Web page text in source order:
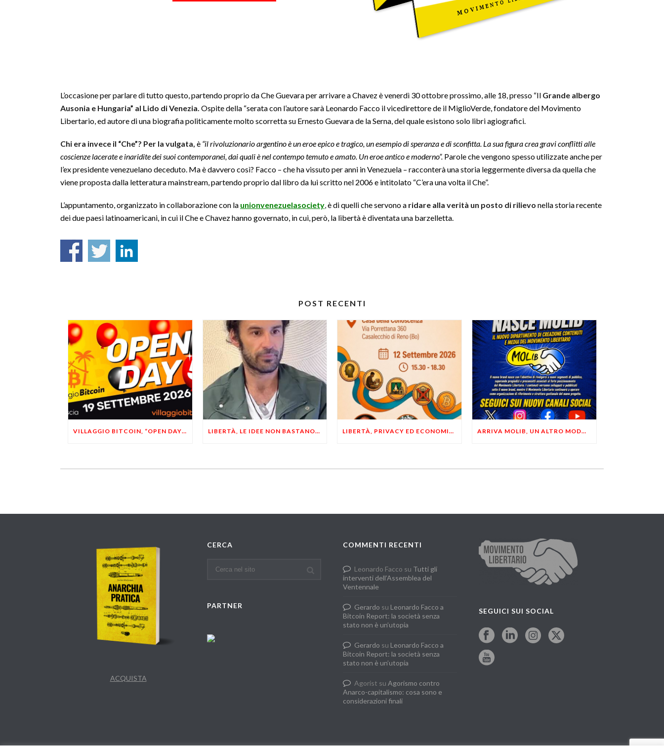
L’occasione per parlare di tutto questo, partendo proprio da Che Guevara per arrivare a Chavez è venerdì 30 ottobre prossimo, alle 18, presso “Il Grande albergo
Ausonia e Hungaria” al Lido di Venezia. Ospite della “serata con l’autore sarà Leonardo Facco il vicedirettore de il MiglioVerde, fondatore del Movimento
Libertario, ed autore di una biografia politicamente molto scorretta su Ernesto Guevara de la Serna, del quale esistono solo libri agiografici.
Chi era invece il “Che”? Per la vulgata, è “il rivoluzionario argentino è un eroe epico e tragico, un esempio di speranza e di sconfitta. La sua figura crea gravi conflitti alle
coscienze lacerate e inaridite dei suoi contemporanei, dai quali è nel contempo temuto e amato. Un eroe antico e moderno”. Parole che vengono spesso utilizzate anche per
l’ex presidente venezuelano deceduto. Ma è davvero così? Facco – che ha vissuto per anni in Venezuela – racconterà una storia leggermente diversa da quella che
viene proposta dalla letteratura mainstream, partendo proprio dal libro da lui scritto nel 2006 e intitolato “C’era una volta il Che”.
L’appuntamento, organizzato in collaborazione con la unionvenezuelasociety,è di quelli che servono a ridare alla verità un posto di rilievo nella storia recente
dei due paesi latinoamericani, in cui il Che e Chavez hanno governato, in cui, però, la libertà è diventata una barzelletta.
POST RECENTI
VILLAGGIO BITCOIN, “OPEN DAY 5”: LEONARDO FACCO OSPITE A BRESCIA LIBERTÀ, LE IDEE NON BASTANO! SERVONO ESEMPI E UN PO’ DI COERENZA LIBERTÀ, PRIVACY ED ECONOMIA DEL BUON SENSO: FACCO E MUSUMECI A CASALECCHIO DI RENO (BO) ARRIVA MOLIB, UN ALTRO MODO DI COMUNICARE LIBERTARIO
ACQUISTA
CERCA
PARTNER
COMMENTI RECENTI
Leonardo Facco su Tutti gli
interventi dell’Assemblea del
Ventennale
Gerardo su Leonardo Facco a
Bitcoin Report: la società senza
stato non è un’utopia
Gerardo su Leonardo Facco a
Bitcoin Report: la società senza
stato non è un’utopia
Agorist su Agorismo contro
Anarco-capitalismo: cosa sono e
considerazioni finali
SEGUICI SUI SOCIAL